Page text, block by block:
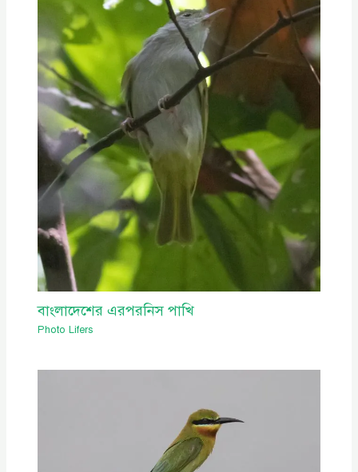
বাংলাদেশের এরপরনিস পাখি
Photo Lifers